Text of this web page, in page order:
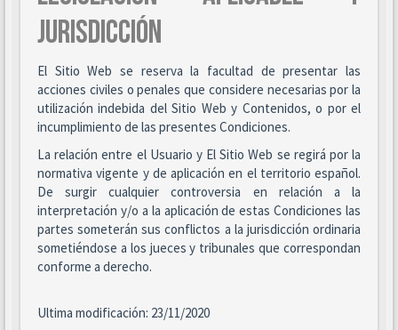
JURISDICCIÓN
El Sitio Web se reserva la facultad de presentar las
acciones civiles o penales que considere necesarias por la
utilización indebida del Sitio Web y Contenidos, o por el
incumplimiento de las presentes Condiciones.
La relación entre el Usuario y El Sitio Web se regirá por la
normativa vigente y de aplicación en el territorio español.
De surgir cualquier controversia en relación a la
interpretación y/o a la aplicación de estas Condiciones las
partes someterán sus conflictos a la jurisdicción ordinaria
sometiéndose a los jueces y tribunales que correspondan
conforme a derecho.
Ultima modificación: 23/11/2020